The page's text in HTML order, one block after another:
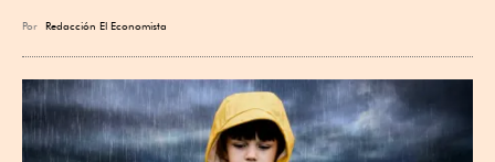
Por Redacción El Economista